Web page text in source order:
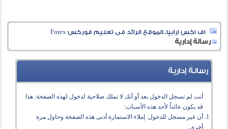
اف اكس ارابيا..الموقع الرائد فى تعليم فوركس Forex
رسالة إدارية
رسالة إدارية
أنت لم تسجل الدخول بعد أو أنك لا تملك صلاحية لدخول لهذه الصفحة. هذا
قد يكون عائداً لأحد هذه الأسباب:
أن غير مسجل للدخول. إملاء الاستمارة أدنى هذه الصفحة وحاول مرة
أخرى.